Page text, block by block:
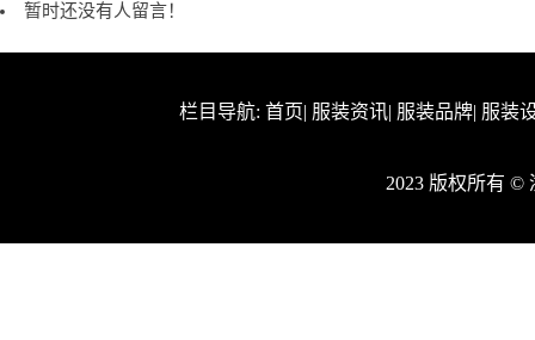
暂时还没有人留言！
栏目导航: 首页| 服装资讯| 服装品牌| 服装
2023 版权所有